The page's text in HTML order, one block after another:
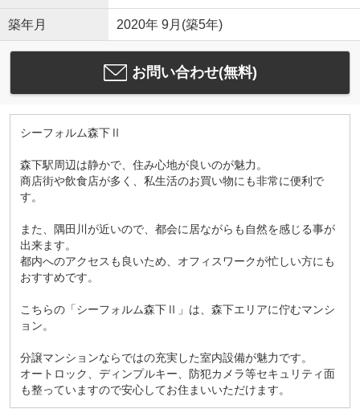
築年月 2020年 9月(築5年)
お問い合わせ(無料)
シーフォルム森下Ⅱ
森下駅周辺は静かで、住み心地が良いのが魅力。
商店街や飲食店が多く、私生活のお買い物にも非常に便利で
す。
また、隅田川が近いので、都会に居ながらも自然を感じる事が
出来ます。
都内へのアクセスも良いため、オフィスワークが忙しい方にも
おすすめです。
こちらの「シーフォルム森下Ⅱ」は、森下エリアに佇むマンシ
ョン。
分譲マンションならではの充実した室内設備が魅力です。
オートロック、ディンプルキー、防犯カメラ等セキュリティ面
も整っていますので安心してお住まいいただけます。